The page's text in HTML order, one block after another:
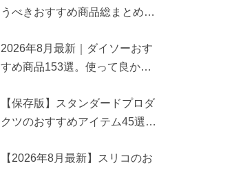
うべきおすすめ商品総まとめ。
2026年8月最新｜ダイソーおす
すめ商品153選。使って良かっ
【保存版】スタンダードプロダ
クツのおすすめアイテム45選。
【2026年8月最新】スリコのお